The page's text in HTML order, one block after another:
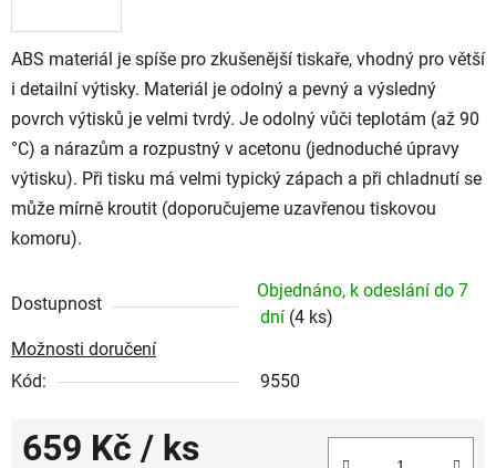
ABS materiál je spíše pro zkušenější tiskaře, vhodný pro větší
i detailní výtisky. Materiál je odolný a pevný a výsledný
povrch výtisků je velmi tvrdý. Je odolný vůči teplotám (až 90
°C) a nárazům a rozpustný v acetonu (jednoduché úpravy
výtisku). Při tisku má velmi typický zápach a při chladnutí se
může mírně kroutit (doporučujeme uzavřenou tiskovou
komoru).
Dostupnost
Objednáno, k odeslání do 7
dní (4 ks)
Možnosti doručení
Kód:
9550
659 Kč / ks